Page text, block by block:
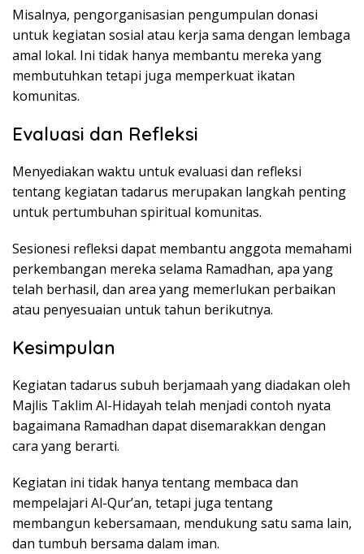
Misalnya, pengorganisasian pengumpulan donasi
untuk kegiatan sosial atau kerja sama dengan lembaga
amal lokal. Ini tidak hanya membantu mereka yang
membutuhkan tetapi juga memperkuat ikatan
komunitas.
Evaluasi dan Refleksi
Menyediakan waktu untuk evaluasi dan refleksi
tentang kegiatan tadarus merupakan langkah penting
untuk pertumbuhan spiritual komunitas.
Sesionesi refleksi dapat membantu anggota memahami
perkembangan mereka selama Ramadhan, apa yang
telah berhasil, dan area yang memerlukan perbaikan
atau penyesuaian untuk tahun berikutnya.
Kesimpulan
Kegiatan tadarus subuh berjamaah yang diadakan oleh
Majlis Taklim Al-Hidayah telah menjadi contoh nyata
bagaimana Ramadhan dapat disemarakkan dengan
cara yang berarti.
Kegiatan ini tidak hanya tentang membaca dan
mempelajari Al-Qur’an, tetapi juga tentang
membangun kebersamaan, mendukung satu sama lain,
dan tumbuh bersama dalam iman.